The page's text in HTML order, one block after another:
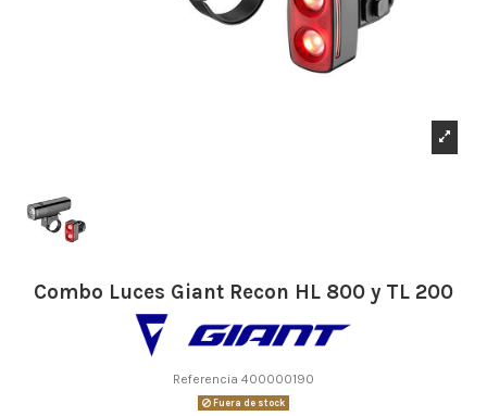
Combo Luces Giant Recon HL 800 y TL 200
Referencia 400000190
Fuera de stock